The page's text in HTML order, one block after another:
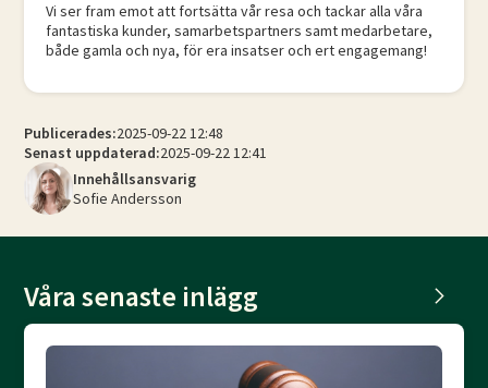
Vi ser fram emot att fortsätta vår resa och tackar alla våra
fantastiska kunder, samarbetspartners samt medarbetare,
både gamla och nya, för era insatser och ert engagemang!​
Innehållsansvarig
Sofie Andersson
Publicerades:2025-09-22 12:48
Senast uppdaterad:2025-09-22 12:41
Våra senaste inlägg